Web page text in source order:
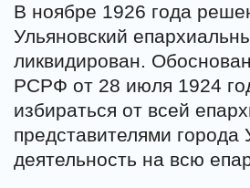
В ноябре 1926 года
Ульяновский
ликвидирован.
РСРФ от 28 июля 1924
избираться от всей
представителями
деятельность на всю